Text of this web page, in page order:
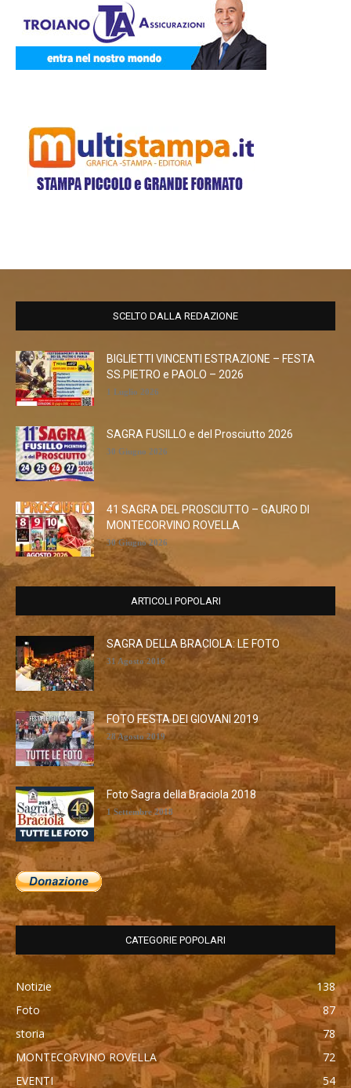
SCELTO DALLA REDAZIONE
BIGLIETTI VINCENTI ESTRAZIONE – FESTA
SS.PIETRO e PAOLO – 2026
1 Luglio 2026
SAGRA FUSILLO e del Prosciutto 2026
30 Giugno 2026
41 SAGRA DEL PROSCIUTTO – GAURO DI
MONTECORVINO ROVELLA
30 Giugno 2026
ARTICOLI POPOLARI
SAGRA DELLA BRACIOLA: LE FOTO
31 Agosto 2016
FOTO FESTA DEI GIOVANI 2019
28 Agosto 2019
Foto Sagra della Braciola 2018
1 Settembre 2018
CATEGORIE POPOLARI
Notizie
138
Foto
87
storia
78
MONTECORVINO ROVELLA
72
EVENTI
54